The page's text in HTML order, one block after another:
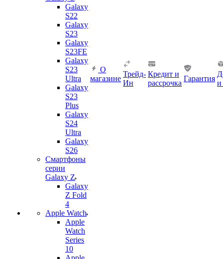
Galaxy
S22
Galaxy
S23
Galaxy
S23FE
Galaxy
S23
Ultra
Galaxy
S23
Plus
Galaxy
S24
Ultra
Galaxy
S26
Смартфоны
серии
Galaxy Z
Galaxy
Z Fold
4
Apple Watch
Apple
Watch
Series
10
О
магазине
Трейд-
Ин
Кредит и
рассрочка
Гарантия
и